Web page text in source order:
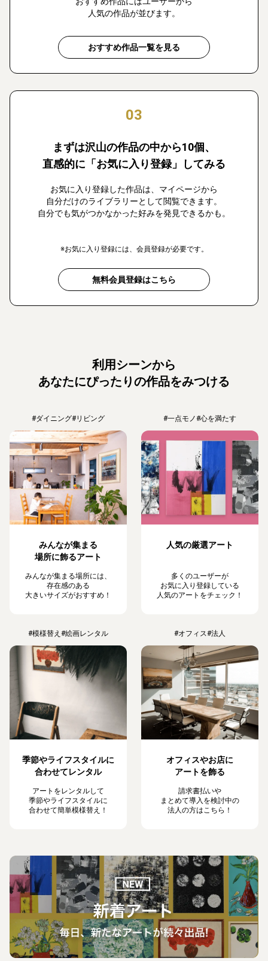
人気の作品が並びます。
おすすめ作品一覧を見る
03
まずは沢山の作品の中から10個、
直感的に「お気に入り登録」してみる
お気に入り登録した作品は、マイページから
自分だけのライブラリーとして閲覧できます。
自分でも気がつかなかった好みを発見できるかも。
※お気に入り登録には、会員登録が必要です。
無料会員登録はこちら
利用シーンから
あなたにぴったりの作品をみつける
#ダイニング#リビング
みんなが集まる
場所に飾るアート
みんなが集まる場所には、
存在感のある
大きいサイズがおすすめ！
#一点モノ#心を満たす
人気の厳選アート
多くのユーザーが
お気に入り登録している
人気のアートをチェック！
#模様替え #絵画レンタル
季節やライフスタイルに
合わせてレンタル
アートをレンタルして
季節やライフスタイルに
合わせて簡単模様替え！
#オフィス#法人
オフィスやお店に
アートを飾る
請求書払いや
まとめて導入を検討中の
法人の方はこちら！